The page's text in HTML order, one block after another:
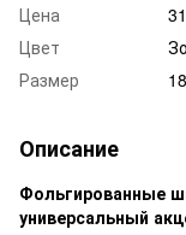
Цена
Цвет
Размер
Описание
Фольгированные
универсальный